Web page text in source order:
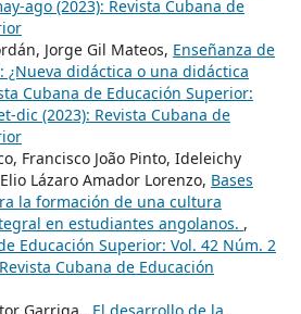
ago (2023): Revista Cubana de
Jorge Gil Mateos, Enseñanza de
¿Nueva didáctica o una didáctica
Cubana de Educación Superior:
dic (2023): Revista Cubana de
Francisco João Pinto, Ideleichy
Lázaro Amador Lorenzo, Bases
la formación de una cultura
en estudiantes angolanos. ,
Educación Superior: Vol. 42 Núm. 2
Cubana de Educación
Garriga , El desarrollo de la